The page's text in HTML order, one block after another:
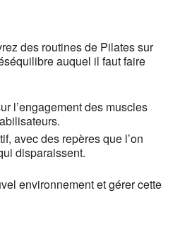
des routines de Pilates sur
auquel il faut faire
l’engagement des muscles
avec des repères que l’on
disparaissent.
environnement et gérer cette